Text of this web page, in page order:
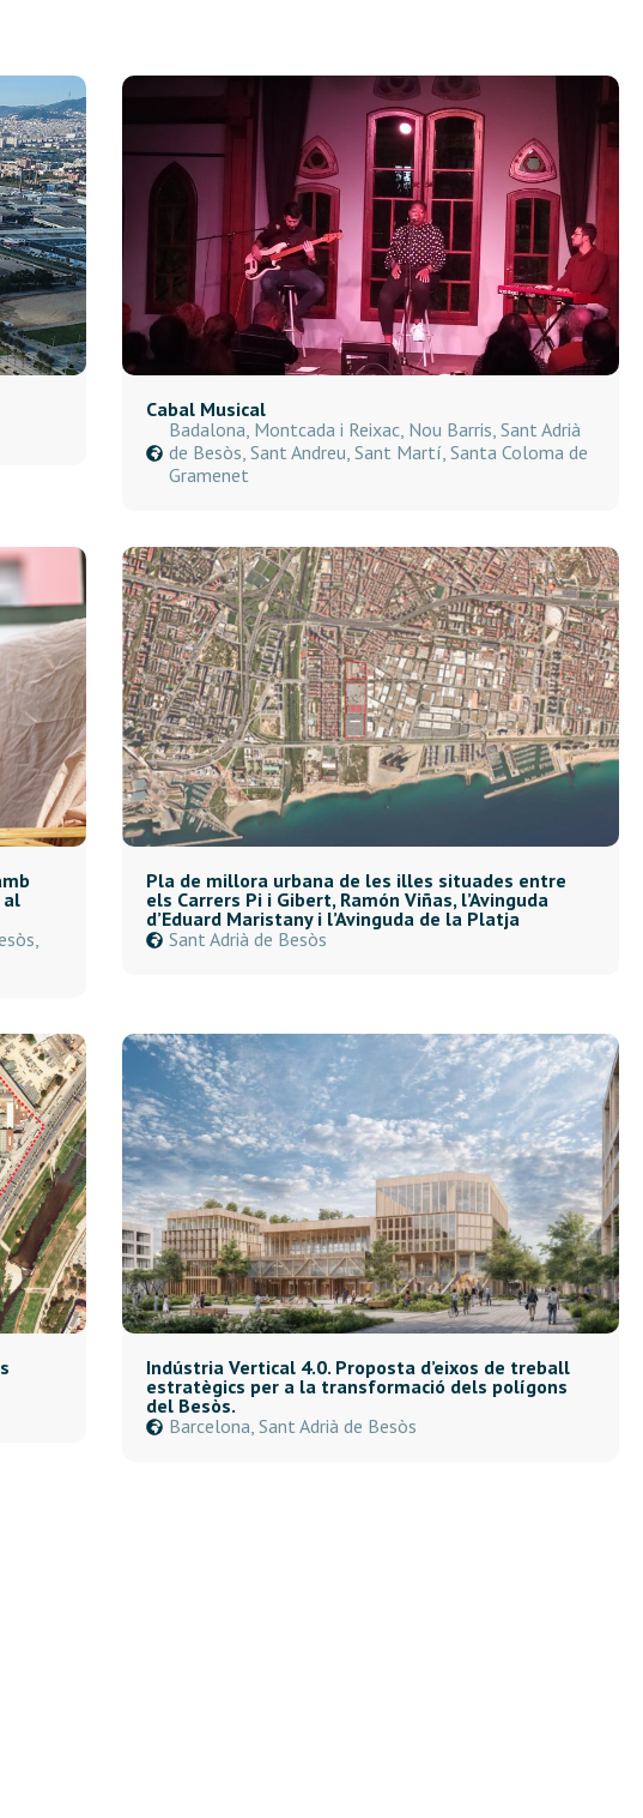
Cabal Musical
Badalona, Montcada i Reixac, Nou Barris, Sant Adrià
de Besòs, Sant Andreu, Sant Martí, Santa Coloma de
Gramenet
al
Pla de millora urbana de les illes situades entre
els Carrers Pi i Gibert, Ramón Viñas, l’Avinguda
d’Eduard Maristany i l’Avinguda de la Platja
Sant Adrià de Besòs
Indústria Vertical 4.0. Proposta d’eixos de treball
estratègics per a la transformació dels polígons
del Besòs.
Barcelona, Sant Adrià de Besòs